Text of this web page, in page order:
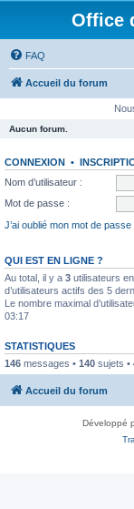
Office
FAQ
Accueil du forum
Aucun forum.
CONNEXION •
Nom d’utilisateur :
Mot de passe :
J’ai oublié mon mot de passe
QUI EST EN LIGNE ?
Au total, il y a 3 utilisateurs
d’utilisateurs actifs des 5
Le nombre maximal
03:17
STATISTIQUES
146 messages • 140 sujets •
Accueil du forum
Développé